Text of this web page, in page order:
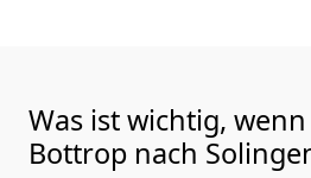
Was ist wichtig,
Bottrop nach